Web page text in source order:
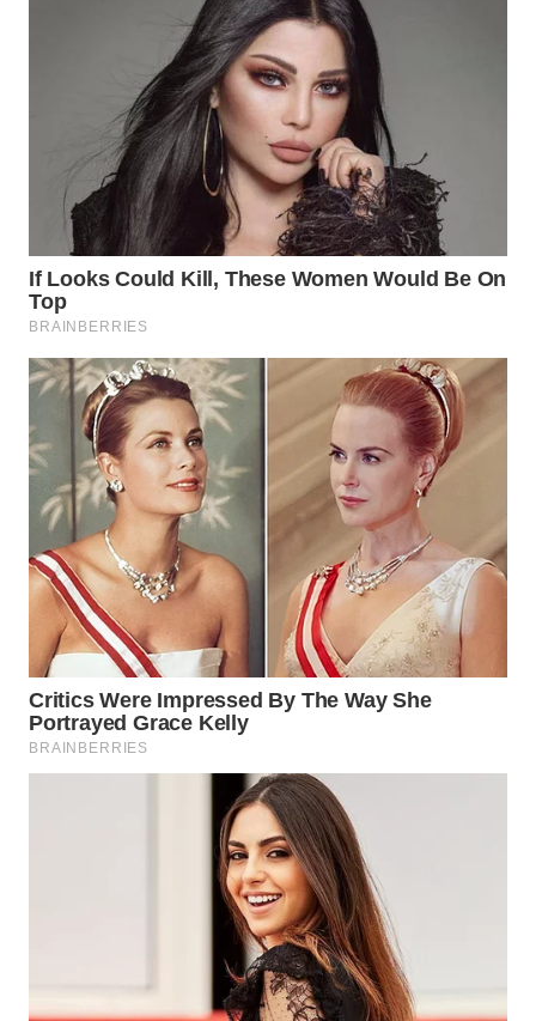
KEPULAUAN
SERIBU
WN
TANGERANG
WN
BINJAI
WN
CIREBON
WN
INDRAMAYU
WN
KUNINGAN
WN
MAJALENGKA
WN
SUBANG